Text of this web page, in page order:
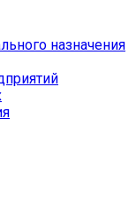
назначения